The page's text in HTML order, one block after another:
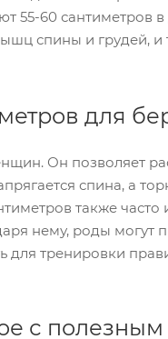
55-60 сантиметров
спины и грудей, и
для
Он позволяет
спина, а
также
нему, роды
тренировки
с полезным